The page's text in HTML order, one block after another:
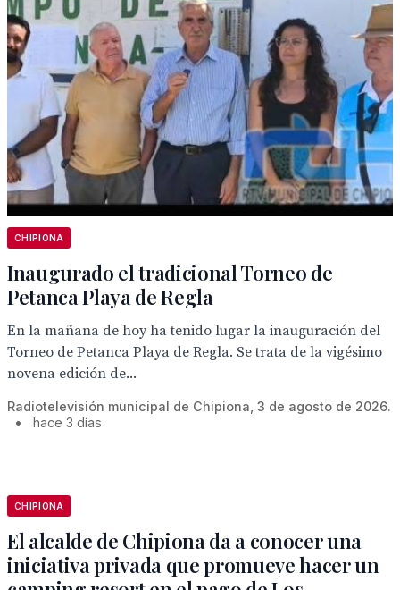
CHIPIONA
Inaugurado el tradicional Torneo de
Petanca Playa de Regla
En la mañana de hoy ha tenido lugar la inauguración del
Torneo de Petanca Playa de Regla. Se trata de la vigésimo
novena edición de...
Radiotelevisión municipal de Chipiona, 3 de agosto de 2026.
•
hace 3 días
CHIPIONA
El alcalde de Chipiona da a conocer una
iniciativa privada que promueve hacer un